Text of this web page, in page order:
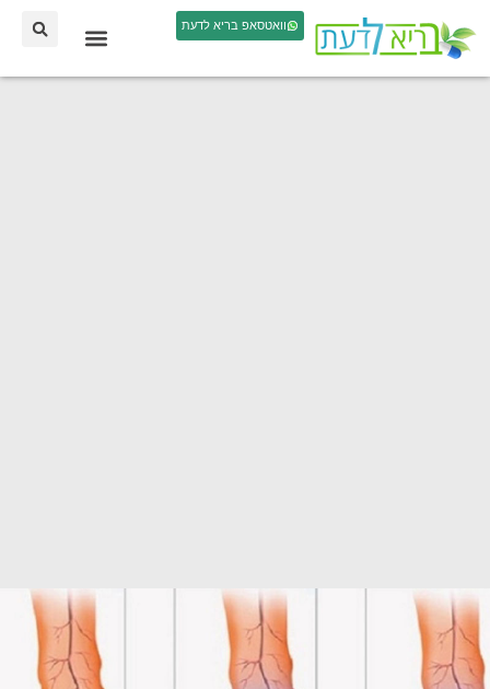
וואטסאפ בריא לדעת